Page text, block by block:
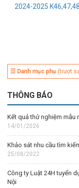
2024-2025
☰ Danh mục phụ (trượt
THÔNG BÁO
Kết quả thử nghiệm mẫu
14/01/2026
Khảo sát nhu cầu tìm
25/08/2022
Công ty Luật 24H tuyển
Nội